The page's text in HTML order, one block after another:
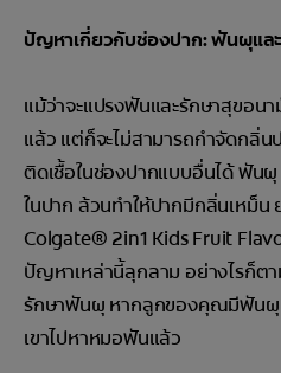
ปัญหาเกี่ยวกับช่องปาก: ฟันผุและ
แม้ว่าจะแปรงฟันและรักษาสุขอน
แล้ว แต่ก็จะไม่สามารถกำจัดกลิ่
ติดเชื้อในช่องปากแบบอื่นได้ ฟัน
ในปาก ล้วนทำให้ปากมีกลิ่นเหม็น
Colgate® 2in1 Kids Fruit
ปัญหาเหล่านี้ลุกลาม อย่างไรก็ต
รักษาฟันผุ หากลูกของคุณมีฟันผุ
เขาไปหาหมอฟันแล้ว